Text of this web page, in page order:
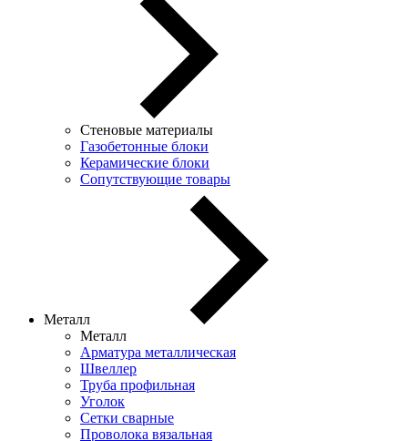
Стеновые материалы
Газобетонные блоки
Керамические блоки
Сопутствующие товары
Металл
Металл
Арматура металлическая
Швеллер
Труба профильная
Уголок
Сетки сварные
Проволока вязальная